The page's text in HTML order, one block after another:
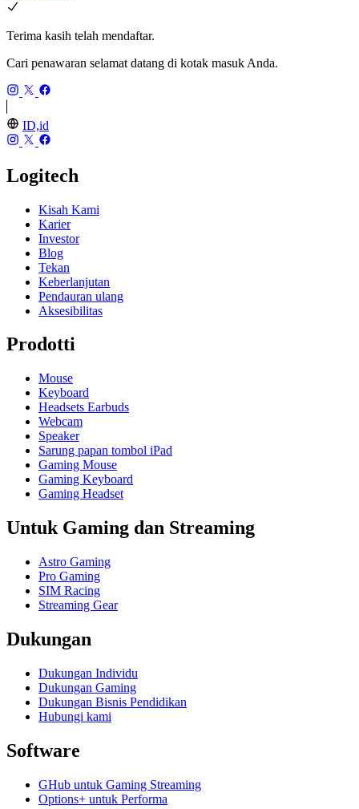
Terima kasih telah mendaftar.
Cari penawaran selamat datang di kotak masuk Anda.
ID,id
Logitech
Kisah Kami
Karier
Investor
Blog
Tekan
Keberlanjutan
Pendauran ulang
Aksesibilitas
Prodotti
Mouse
Keyboard
Headsets Earbuds
Webcam
Speaker
Sarung papan tombol iPad
Gaming Mouse
Gaming Keyboard
Gaming Headset
Untuk Gaming dan Streaming
Astro Gaming
Pro Gaming
SIM Racing
Streaming Gear
Dukungan
Dukungan Individu
Dukungan Gaming
Dukungan Bisnis Pendidikan
Hubungi kami
Software
GHub untuk Gaming Streaming
Options+ untuk Performa